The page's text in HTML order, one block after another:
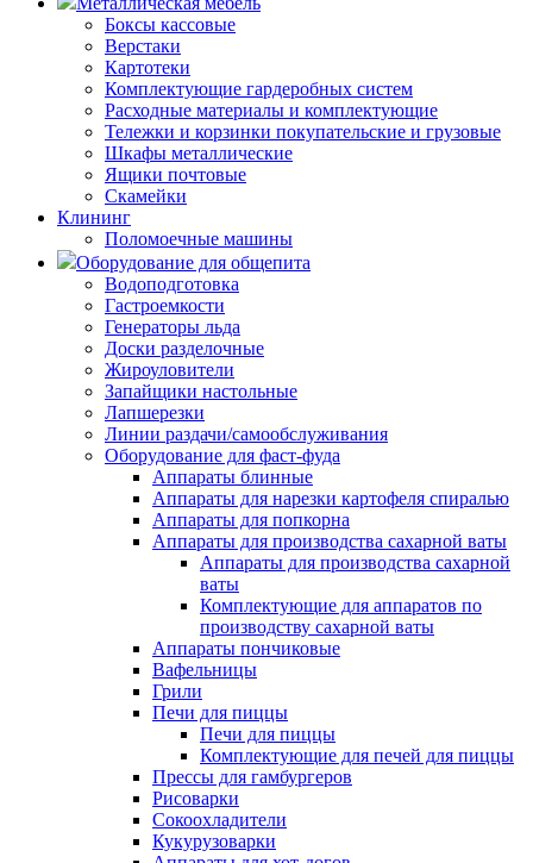
Боксы кассовые
Верстаки
Картотеки
Комплектующие гардеробных систем
Расходные материалы и комплектующие
Тележки и корзинки покупательские и грузовые
Шкафы металлические
Ящики почтовые
Скамейки
Клининг
Поломоечные машины
Оборудование для общепита
Водоподготовка
Гастроемкости
Генераторы льда
Доски разделочные
Жироуловители
Запайщики настольные
Лапшерезки
Линии раздачи/самообслуживания
Оборудование для фаст-фуда
Аппараты блинные
Аппараты для нарезки картофеля спиралью
Аппараты для попкорна
Аппараты для производства сахарной ваты
Аппараты для производства сахарной
ваты
Комплектующие для аппаратов по
производству сахарной ваты
Аппараты пончиковые
Вафельницы
Грили
Печи для пиццы
Печи для пиццы
Комплектующие для печей для пиццы
Прессы для гамбургеров
Рисоварки
Сокоохладители
Кукурузоварки